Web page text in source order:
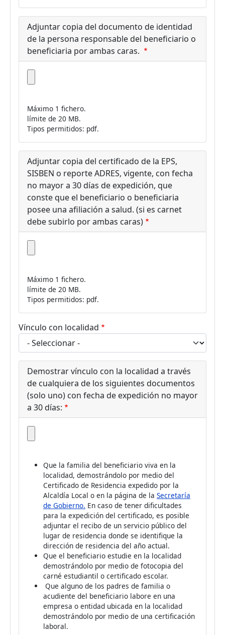
Adjuntar copia del documento de identidad
de la persona responsable del beneficiario o
beneficiaria por ambas caras.
Máximo 1 fichero.
límite de 20 MB.
Tipos permitidos: pdf.
Adjuntar copia del certificado de la EPS,
SISBEN o reporte ADRES, vigente, con fecha
no mayor a 30 días de expedición, que
conste que el beneficiario o beneficiaria
posee una afiliación a salud. (si es carnet
debe subirlo por ambas caras)
Máximo 1 fichero.
límite de 20 MB.
Tipos permitidos: pdf.
Vínculo con localidad
Demostrar vínculo con la localidad a través
de cualquiera de los siguientes documentos
(solo uno) con fecha de expedición no mayor
a 30 días:
Que la familia del beneficiario viva en la
localidad, demostrándolo por medio del
Certificado de Residencia expedido por la
Alcaldía Local o en la página de la Secretaría
de Gobierno. En caso de tener dificultades
para la expedición del certificado, es posible
adjuntar el recibo de un servicio público del
lugar de residencia donde se identifique la
dirección de residencia del año actual.
Que el beneficiario estudie en la localidad
demostrándolo por medio de fotocopia del
carné estudiantil o certificado escolar.
Que alguno de los padres de familia o
acudiente del beneficiario labore en una
empresa o entidad ubicada en la localidad
demostrándolo por medio de una certificación
laboral.